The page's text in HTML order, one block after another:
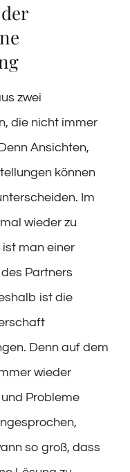
zwei
die nicht immer
Ansichten,
können
Im
wieder zu
ist man einer
Partners
ist die
Denn auf dem
wieder
Probleme
so groß, dass